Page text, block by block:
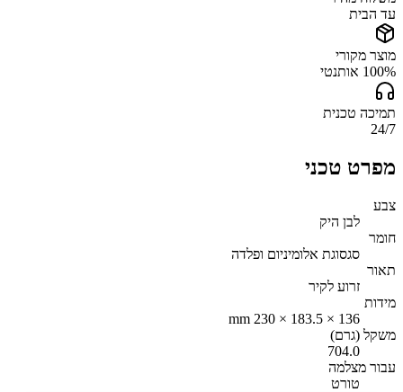
עד הבית
מוצר מקורי
100% אותנטי
תמיכה טכנית
24/7
מפרט טכני
צבע
לבן היק
חומר
סגסוגת אלומיניום ופלדה
תאור
זרוע לקיר
מידות
136 × 183.5 × 230 mm
משקל (גרם)
704.0
עבור מצלמה
טורט